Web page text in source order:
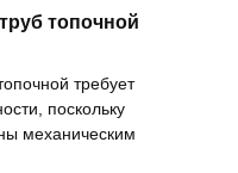
топочной
требует
поскольку
механическим